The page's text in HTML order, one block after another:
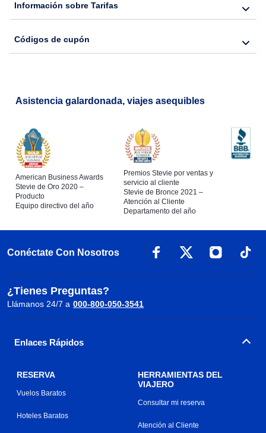
Información sobre Tarifas
Códigos de cupón
Asistencia galardonada, viajes asequibles
American Business Awards
Stevie de Oro 2020 –
Producto
Equipo directivo del año
Premios Stevie por ventas y
servicio al cliente
Stevie de Bronce 2021 –
Atención al Cliente
Departamento del año
Conéctate Con Nosotros
¿Tienes Preguntas?
Llámanos 24/7 a 000-800-050-3541
Enlaces Rápidos
RESERVA
Vuelos Baratos
Hoteles Baratos
HERRAMIENTAS DEL
VIAJERO
Consultar mi reserva
Atención al Cliente